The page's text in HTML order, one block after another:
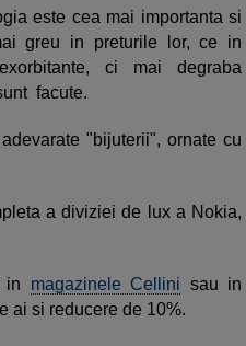
este cea mai importanta si
greu in preturile lor, ce in
ci mai degraba
facute.
"bijuterii", ornate cu
a diviziei de lux a Nokia,
in magazinele Cellini sau in
ai si reducere de 10%.